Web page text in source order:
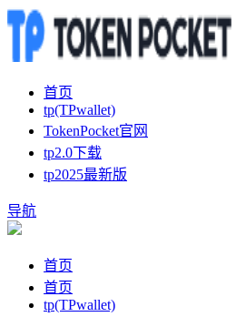
首页
tp(TPwallet)
TokenPocket官网
tp2.0下载
tp2025最新版
导航
首页
首页
tp(TPwallet)